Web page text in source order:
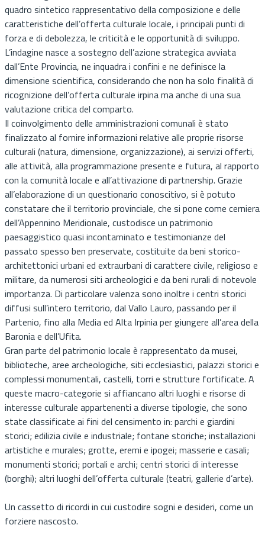
quadro sintetico rappresentativo della composizione e delle
caratteristiche dell’offerta culturale locale, i principali punti di
forza e di debolezza, le criticità e le opportunità di sviluppo.
L’indagine nasce a sostegno dell’azione strategica avviata
dall’Ente Provincia, ne inquadra i confini e ne definisce la
dimensione scientifica, considerando che non ha solo finalità di
ricognizione dell’offerta culturale irpina ma anche di una sua
valutazione critica del comparto.
Il coinvolgimento delle amministrazioni comunali è stato
finalizzato al fornire informazioni relative alle proprie risorse
culturali (natura, dimensione, organizzazione), ai servizi offerti,
alle attività, alla programmazione presente e futura, al rapporto
con la comunità locale e all’attivazione di partnership. Grazie
all’elaborazione di un questionario conoscitivo, si è potuto
constatare che il territorio provinciale, che si pone come cerniera
dell’Appennino Meridionale, custodisce un patrimonio
paesaggistico quasi incontaminato e testimonianze del
passato spesso ben preservate, costituite da beni storico-
architettonici urbani ed extraurbani di carattere civile, religioso e
militare, da numerosi siti archeologici e da beni rurali di notevole
importanza. Di particolare valenza sono inoltre i centri storici
diffusi sull’intero territorio, dal Vallo Lauro, passando per il
Partenio, fino alla Media ed Alta Irpinia per giungere all’area della
Baronia e dell’Ufita.
Gran parte del patrimonio locale è rappresentato da musei,
biblioteche, aree archeologiche, siti ecclesiastici, palazzi storici e
complessi monumentali, castelli, torri e strutture fortificate. A
queste macro-categorie si affiancano altri luoghi e risorse di
interesse culturale appartenenti a diverse tipologie, che sono
state classificate ai fini del censimento in: parchi e giardini
storici; edilizia civile e industriale; fontane storiche; installazioni
artistiche e murales; grotte, eremi e ipogei; masserie e casali;
monumenti storici; portali e archi; centri storici di interesse
(borghi); altri luoghi dell’offerta culturale (teatri, gallerie d’arte).
Un cassetto di ricordi in cui custodire sogni e desideri, come un
forziere nascosto.